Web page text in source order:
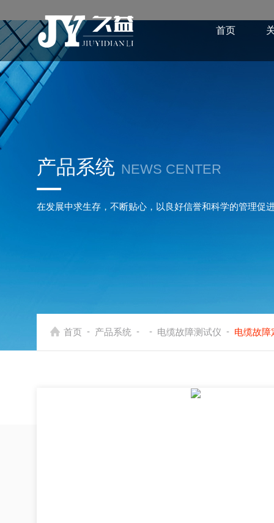
首页
产品系统 NEWS CENTER
在发展中求生存，不断贴心，以良好信誉和科学的管理促
首页 - 产品系统 - - 电缆故障测试仪 - 电缆故障